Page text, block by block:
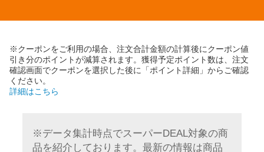
※クーポンをご利用の場合、注文合計金額の計算後にクーポン値
引き分のポイントが減算されます。獲得予定ポイント数は、注文
確認画面でクーポンを選択した後に「ポイント詳細」からご確認
ください。
詳細はこちら
※データ集計時点でスーパーDEAL対象の商
品を紹介しております。最新の情報は商品